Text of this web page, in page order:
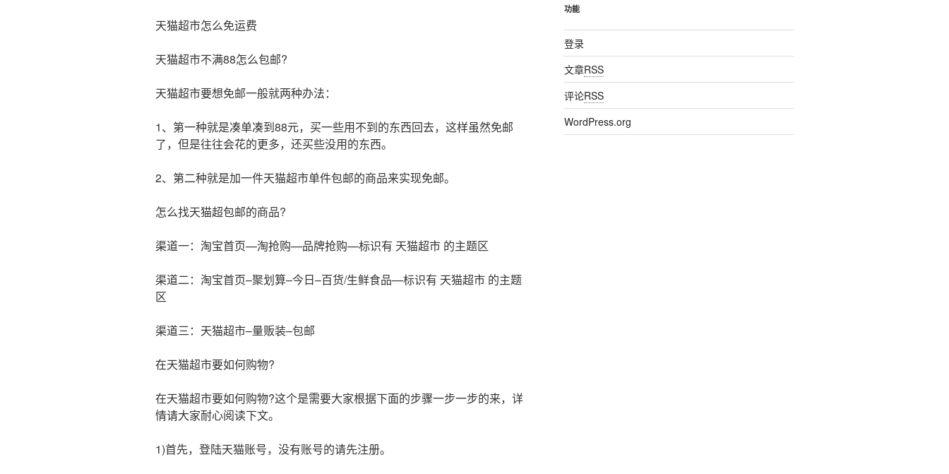
天猫超市怎么免运费
天猫超市不满88怎么包邮?
天猫超市要想免邮一般就两种办法：
1、第一种就是凑单凑到88元，买一些用不到的东西回去，这样虽然免邮
了，但是往往会花的更多，还买些没用的东西。
2、第二种就是加一件天猫超市单件包邮的商品来实现免邮。
怎么找天猫超包邮的商品?
渠道一：淘宝首页—淘抢购—品牌抢购—标识有 天猫超市 的主题区
渠道二：淘宝首页–聚划算–今日–百货/生鲜食品—标识有 天猫超市 的主题
区
渠道三：天猫超市–量贩装–包邮
在天猫超市要如何购物?
在天猫超市要如何购物?这个是需要大家根据下面的步骤一步一步的来，详
情请大家耐心阅读下文。
1)首先，登陆天猫账号，没有账号的请先注册。
功能
登录
文章RSS
评论RSS
WordPress.org